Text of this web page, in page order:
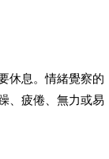
休息。情緒覺察的
、疲倦、無力或易